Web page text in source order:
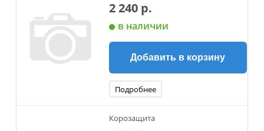
2 240 р.
в наличии
Добавить в корзину
Подробнее
Корозащита